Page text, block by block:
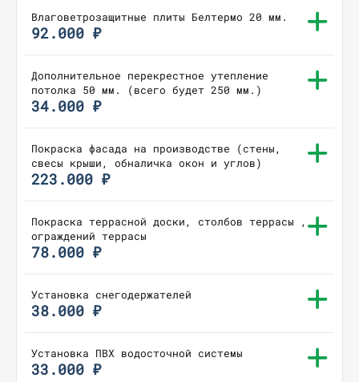
Влаговетрозащитные плиты Белтермо 20 мм.
92.000 ₽
Дополнительное перекрестное утепление
потолка 50 мм. (всего будет 250 мм.)
34.000 ₽
Покраска фасада на производстве (стены,
свесы крыши, обналичка окон и углов)
223.000 ₽
Покраска террасной доски, столбов террасы ,
ограждений террасы
78.000 ₽
Установка снегодержателей
38.000 ₽
Установка ПВХ водосточной системы
33.000 ₽